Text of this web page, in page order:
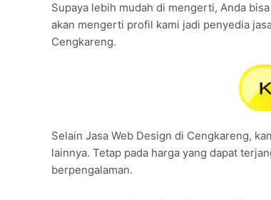
Supaya lebih mudah di mengerti, Anda
akan mengerti profil kami jadi penyedia
Cengkareng.
Selain Jasa Web Design di Cengkareng,
lainnya. Tetap pada harga yang dapat
berpengalaman.